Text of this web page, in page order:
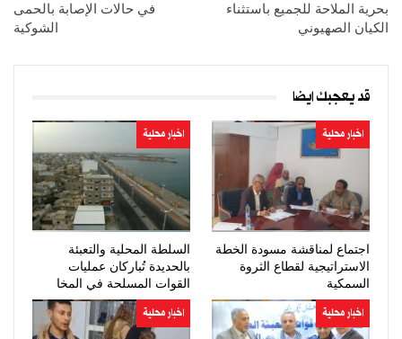
بحرية الملاحة للجميع باستثناء
الكيان الصهيوني
في حالات الإصابة بالحمى
الشوكية
قد يعجبك ايضا
اخبار محلية
اجتماع لمناقشة مسودة الخطة
الاستراتيجية لقطاع الثروة
السمكية
اخبار محلية
السلطة المحلية والتعبئة
بالحديدة تُباركان عمليات
القوات المسلحة في المخا
اخبار محلية اخبار محلية